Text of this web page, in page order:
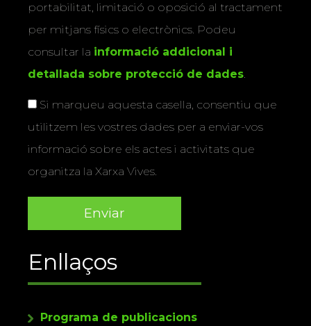
portabilitat, limitació o oposició al tractament
per mitjans físics o electrònics. Podeu
consultar la informació addicional i
detallada sobre protecció de dades.
Si marqueu aquesta casella, consentiu que
utilitzem les vostres dades per a enviar-vos
informació sobre els actes i activitats que
organitza la Xarxa Vives.
Enllaços
Programa de publicacions